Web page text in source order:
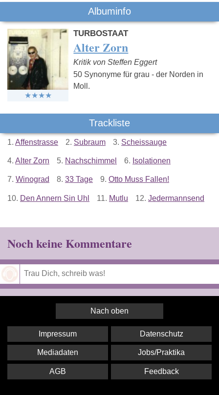
Albuminfo
TURBOSTAAT
Alter Zorn
Kritik von Steffen Eggert
50 Synonyme für grau - der Norden in
Moll.
Trackliste
1. Affenstrasse 2. Subraum 3. Scheissauge
4. Alter Zorn 5. Nachschimmel 6. Isolationen
7. Winograd 8. 33 Tage 9. Otto Muss Fallen!
10. Den Annern Sin Uhl 11. Mutlu 12. Jedermannsend
Noch keine Kommentare
Nach oben
Impressum Datenschutz
Mediadaten Jobs/Praktika
AGB Feedback